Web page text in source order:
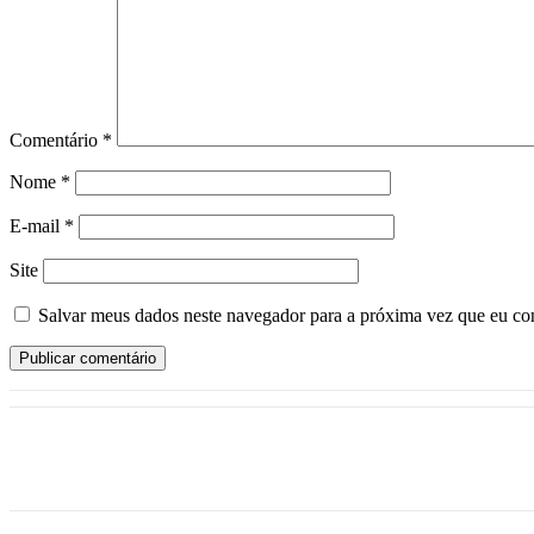
Comentário *
Nome *
E-mail *
Site
Salvar meus dados neste navegador para a próxima vez que eu